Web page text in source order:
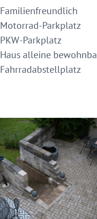
Familienfreundlich
Motorrad-Parkplatz
PKW-Parkplatz
Haus alleine
Fahrradabstellplatz